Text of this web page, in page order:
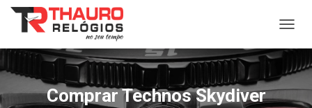
Comprar Technos Skydiver